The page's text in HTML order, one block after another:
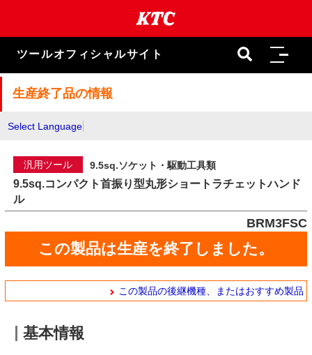
ま
キ
ツールオフィシャルサイト
生産終了品の情報
Select Language
汎用ツール 9.5sq.ソケット・駆動工具類
9.5sq.コンパクト首振り型丸形ショートラチェットハンド
ル
BRM3FSC
この製品は生産を終了しました。
この製品の後継機種、またはおすすめ製品
基本情報